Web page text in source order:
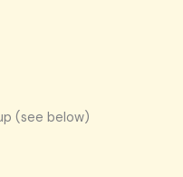
(see below)